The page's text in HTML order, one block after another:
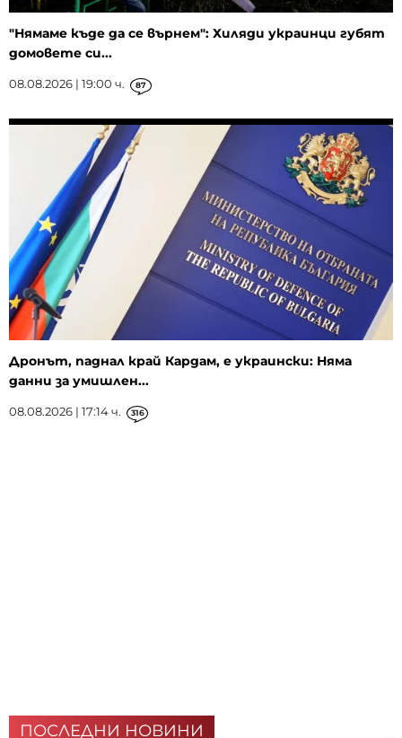
"Нямаме къде да се върнем": Хиляди украинци губят
домовете си...
08.08.2026 | 19:00 ч. 87
Дронът, паднал край Кардам, е украински: Няма
данни за умишлен...
08.08.2026 | 17:14 ч. 316
ПОСЛЕДНИ НОВИНИ